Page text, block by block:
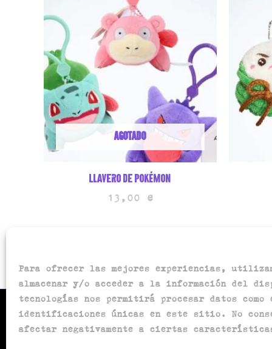
Para ofrecer las mejores experiencias,
almacenar y/o acceder a la información del
tecnologías nos permitirá procesar datos como
identificaciones únicas en este sitio. No
afectar negativamente a ciertas
AGOTADO
Llavero de pokémon
13,00 €
Política de privacidad
Política de devoluciones